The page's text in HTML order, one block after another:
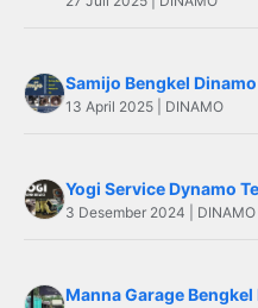
Samijo Bengkel
13 April 2025 | DINAMO
Yogi Service Dynamo
3 Desember 2024 | DINAMO
Manna Garage